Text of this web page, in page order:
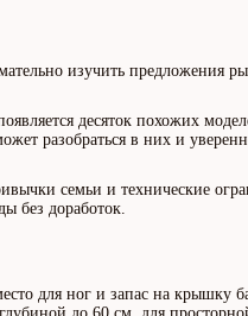
изучить предложения
десяток похожих
разобраться в них и
семьи и технические
без доработок.
для ног и запас на крышку